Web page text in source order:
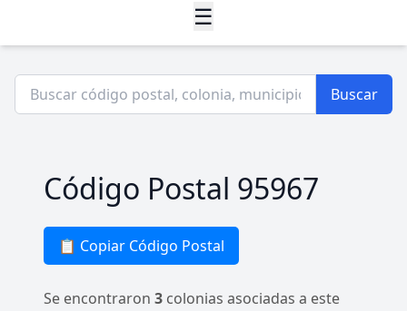
☰
Buscar
Código Postal 95967
📋 Copiar Código Postal
Se encontraron 3 colonias asociadas a este